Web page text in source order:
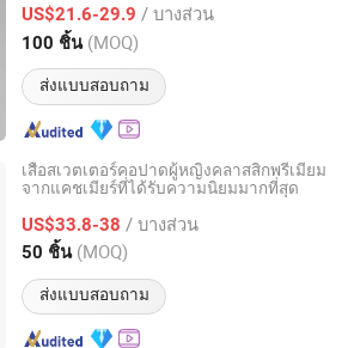
US$21.6-29.9 / บางส่วน
100 ชิ้น (MOQ)
ส่งแบบสอบถาม
อัตราจาก 2025
เสื้อสเวตเตอร์คอปาดผู้หญิงคลาสสิกพรีเมียม
จากแคชเมียร์ที่ได้รับความนิยมมากที่สุด
US$33.8-38 / บางส่วน
50 ชิ้น (MOQ)
ส่งแบบสอบถาม
Co., Ltd.
อัตราจาก 2012